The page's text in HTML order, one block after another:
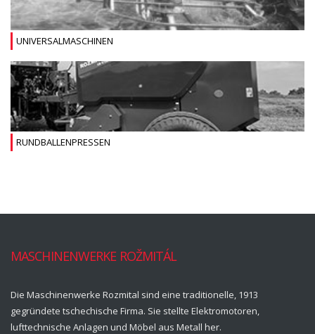
UNIVERSALMASCHINEN
RUNDBALLENPRESSEN
MASCHINENWERKE ROŽMITÁL
Die Maschinenwerke Rozmital sind eine traditionelle, 1913
gegründete tschechische Firma. Sie stellte Elektromotoren,
lufttechnische Anlagen und Möbel aus Metall her.